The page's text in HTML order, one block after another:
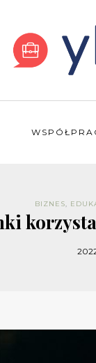
BIZNES,